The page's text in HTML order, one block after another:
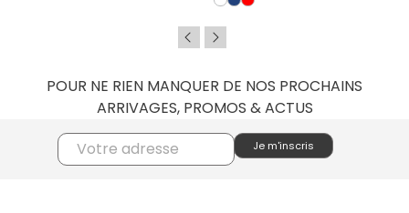
POUR NE RIEN MANQUER DE NOS PROCHAINS
ARRIVAGES, PROMOS & ACTUS